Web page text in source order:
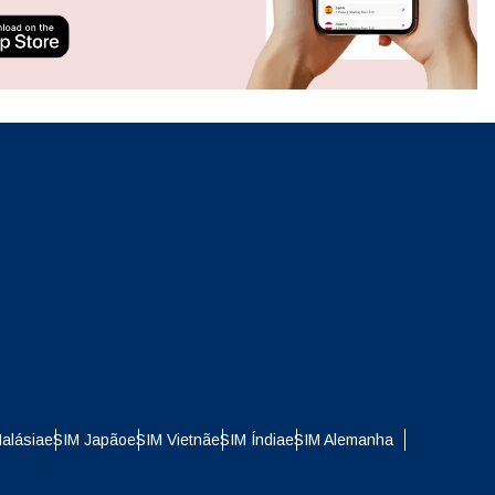
eSIM JapãoeSIM VietnãeSIM ÍndiaeSIM Alemanha